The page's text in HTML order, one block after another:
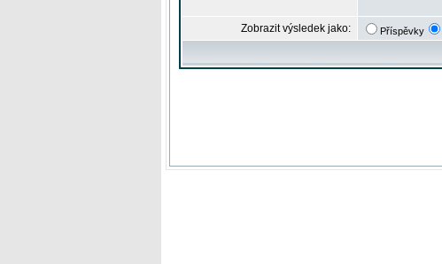
Zobrazit výsledek jako: Příspěvky